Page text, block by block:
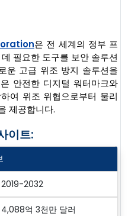
은 전 세계의 정부 프
필요한 도구를 보안 솔루션
운 고급 위조 방지 솔루션을
안전한 디지털 워터마크와
여 위조 위협으로부터 물리
제공합니다.
이트:
2019-2032
4,088억 3천만 달러